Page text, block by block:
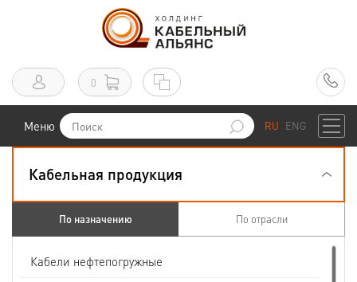
0
Меню RU ENG
Кабельная продукция
По назначению По отрасли
Кабели нефтепогружные